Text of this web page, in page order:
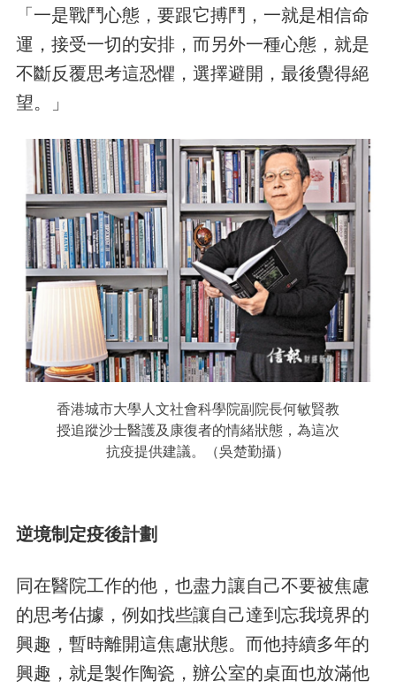
「一是戰鬥心態，要跟它搏鬥，一就是相信命
運，接受一切的安排，而另外一種心態，就是
不斷反覆思考這恐懼，選擇避開，最後覺得絕
望。」
香港城市大學人文社會科學院副院長何敏賢教
授追蹤沙士醫護及康復者的情緒狀態，為這次
抗疫提供建議。（吳楚勤攝）
逆境制定疫後計劃
同在醫院工作的他，也盡力讓自己不要被焦慮
的思考佔據，例如找些讓自己達到忘我境界的
興趣，暫時離開這焦慮狀態。而他持續多年的
興趣，就是製作陶瓷，辦公室的桌面也放滿他